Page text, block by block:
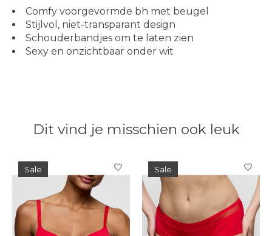
Comfy voorgevormde bh met beugel
Stijlvol, niet-transparant design
Schouderbandjes om te laten zien
Sexy en onzichtbaar onder wit
Dit vind je misschien ook leuk
Items van productcarrousel
Sale Sale